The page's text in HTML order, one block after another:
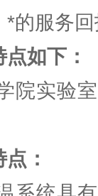
的服务
如下：
院实验
：